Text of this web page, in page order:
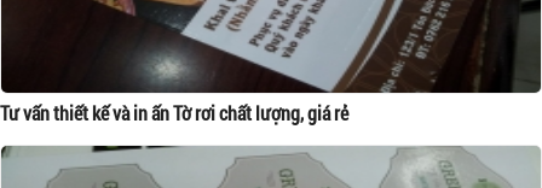
Tư vấn thiết kế và in ấn Tờ rơi chất lượng, giá rẻ